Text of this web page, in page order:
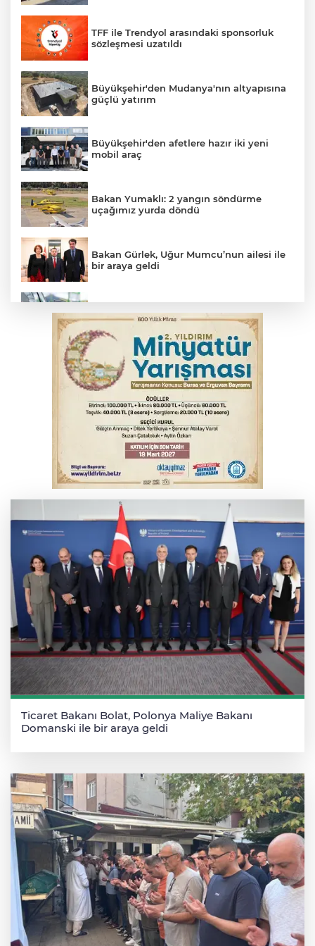
TFF ile Trendyol arasındaki sponsorluk
sözleşmesi uzatıldı
Büyükşehir'den Mudanya'nın altyapısına
güçlü yatırım
Büyükşehir'den afetlere hazır iki yeni
mobil araç
Bakan Yumaklı: 2 yangın söndürme
uçağımız yurda döndü
Bakan Gürlek, Uğur Mumcu’nun ailesi ile
bir araya geldi
yansıyacak mı?
YENİ Parti Genel Başkanı Özel'den
Çerçeve Yasa yorumu
Serbest piyasada döviz fiyatları
Serbest piyasada altın fiyatları...
Ticaret Bakanı Bolat, Polonya Maliye Bakanı
Domanski ile bir araya geldi